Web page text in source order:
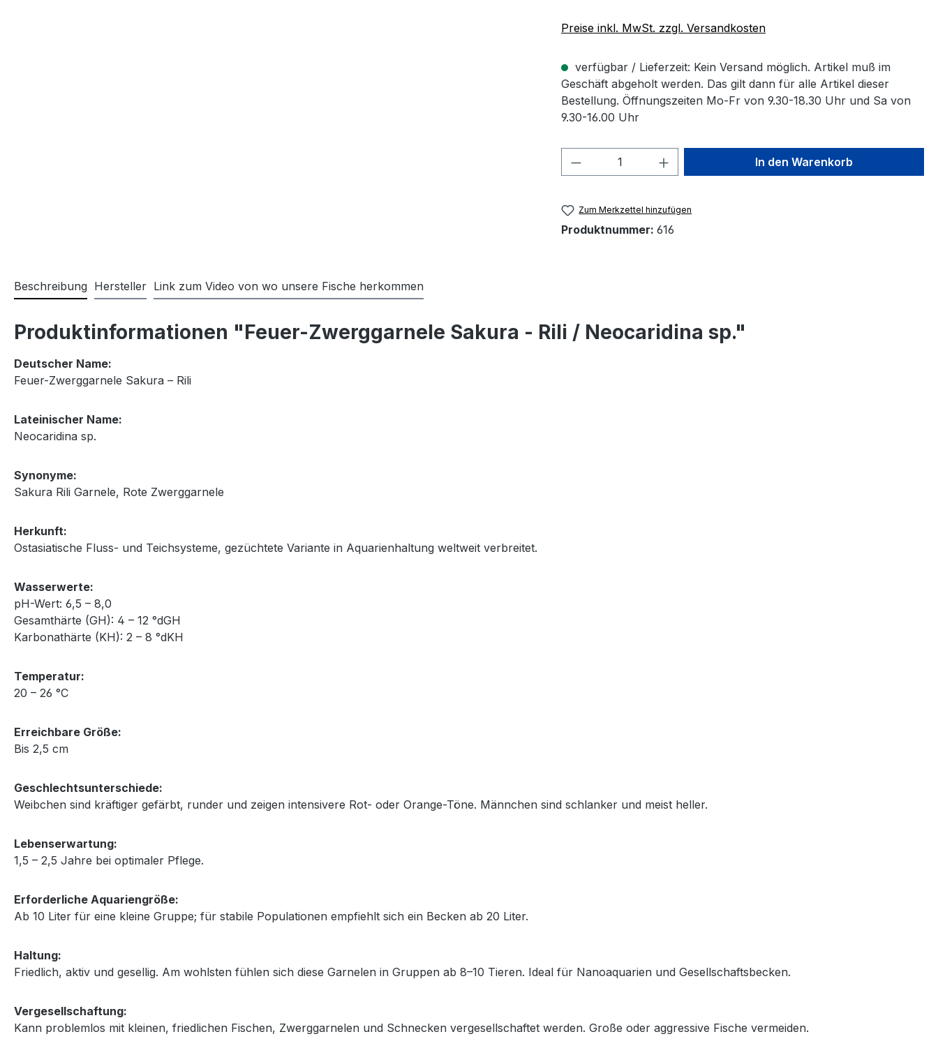
Preise inkl. MwSt. zzgl. Versandkosten
verfügbar / Lieferzeit: Kein Versand möglich. Artikel muß im
Geschäft abgeholt werden. Das gilt dann für alle Artikel dieser
Bestellung. Öffnungszeiten Mo-Fr von 9.30-18.30 Uhr und Sa von
9.30-16.00 Uhr
Produkt Anzahl: Gib den gewünschten Wert
In den Warenkorb
Zum Merkzettel hinzufügen
Produktnummer: 616
Beschreibung Hersteller Link zum Video von wo unsere Fische herkommen
Produktinformationen "Feuer-Zwerggarnele Sakura - Rili / Neocaridina sp."
Deutscher Name:
Feuer-Zwerggarnele Sakura – Rili
Lateinischer Name:
Neocaridina sp.
Synonyme:
Sakura Rili Garnele, Rote Zwerggarnele
Herkunft:
Ostasiatische Fluss- und Teichsysteme, gezüchtete Variante in Aquarienhaltung weltweit verbreitet.
Wasserwerte:
pH-Wert: 6,5 – 8,0
Gesamthärte (GH): 4 – 12 °dGH
Karbonathärte (KH): 2 – 8 °dKH
Temperatur:
20 – 26 °C
Erreichbare Größe:
Bis 2,5 cm
Geschlechtsunterschiede:
Weibchen sind kräftiger gefärbt, runder und zeigen intensivere Rot- oder Orange-Töne. Männchen sind schlanker und meist heller.
Lebenserwartung:
1,5 – 2,5 Jahre bei optimaler Pflege.
Erforderliche Aquariengröße:
Ab 10 Liter für eine kleine Gruppe; für stabile Populationen empfiehlt sich ein Becken ab 20 Liter.
Haltung:
Friedlich, aktiv und gesellig. Am wohlsten fühlen sich diese Garnelen in Gruppen ab 8–10 Tieren. Ideal für Nanoaquarien und Gesellschaftsbecken.
Vergesellschaftung:
Kann problemlos mit kleinen, friedlichen Fischen, Zwerggarnelen und Schnecken vergesellschaftet werden. Große oder aggressive Fische vermeiden.